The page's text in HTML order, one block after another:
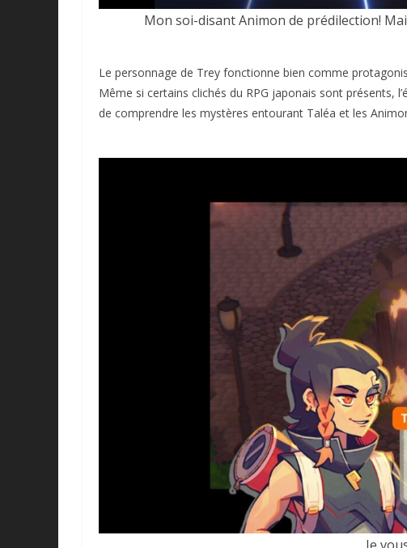
Mon soi-disant Animon de prédilection!
Le personnage de Trey fonctionne bien comme
Même si certains clichés du RPG japonais sont présents,
de comprendre les mystères entourant Taléa et les